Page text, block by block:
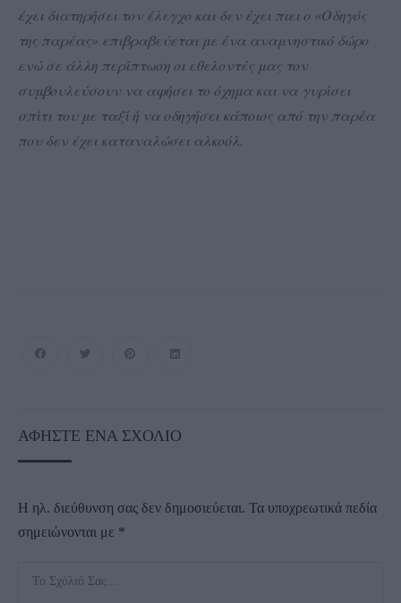
έχει διατηρήσει τον έλεγχο και δεν έχει πιει ο «Οδηγός
της παρέας» επιβραβεύεται με ένα αναμνηστικό δώρο
ενώ σε άλλη περίπτωση οι εθελοντές μας τον
συμβουλεύσουν να αφήσει το όχημα και να γυρίσει
σπίτι του με ταξί ή να οδηγήσει κάποιος από την παρέα
που δεν έχει καταναλώσει αλκοόλ.
ΑΦΉΣΤΕ ΈΝΑ ΣΧΌΛΙΟ
Η ηλ. διεύθυνση σας δεν δημοσιεύεται. Τα υποχρεωτικά πεδία
σημειώνονται με *